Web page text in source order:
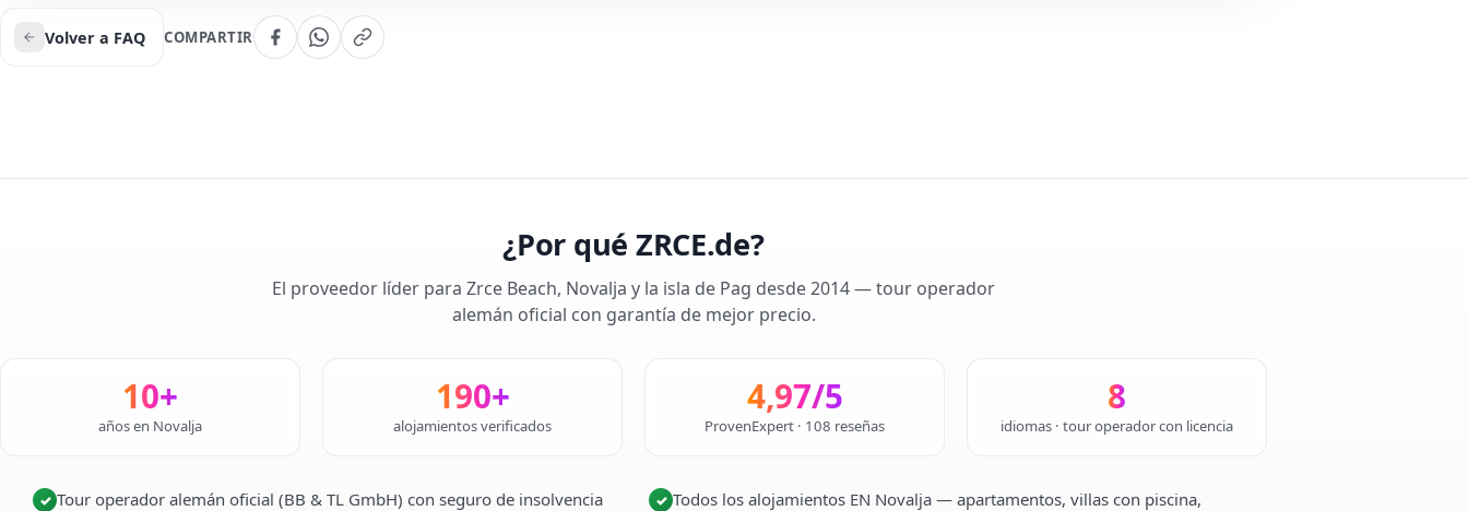
Volver a FAQ COMPARTIR
¿Por qué ZRCE.de?
El proveedor líder para Zrce Beach, Novalja y la isla de Pag desde 2014 — tour operador
alemán oficial con garantía de mejor precio.
10+
años en Novalja
190+
alojamientos verificados
4,97/5
ProvenExpert · 108 reseñas
8
idiomas · tour operador con licencia
✓ Tour operador alemán oficial (BB & TL GmbH) con seguro de insolvencia ✓ Todos los alojamientos EN Novalja — apartamentos, villas con piscina,